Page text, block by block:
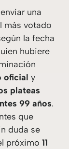
una
más votado
la fecha
hubiere
oficial y
plateas
99 años.
que
duda se
próximo 11